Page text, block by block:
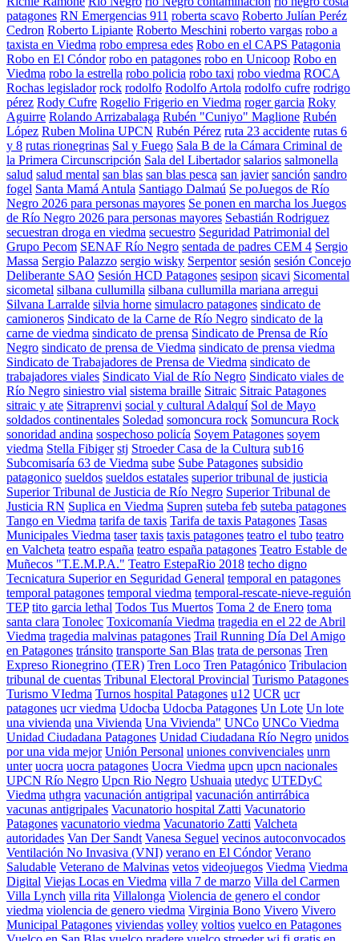
patagones RN Emergencias 911 roberta scavo Roberto Julían Peréz
Cedron Roberto Lipiante Roberto Meschini roberto vargas robo a
taxista en Viedma robo empresa edes Robo en el CAPS Patagonia
Robo en El Cóndor robo en patagones robo en Unicoop Robo en
Viedma robo la estrella robo policia robo taxi robo viedma ROCA
Rochas legislador rock rodolfo Rodolfo Artola rodolfo cufre rodrigo
pérez Rody Cufre Rogelio Frigerio en Viedma roger garcia Roky
Aguirre Rolando Arrizabalaga Rubén "Cuniyo" Maglione Rubén
López Ruben Molina UPCN Rubén Pérez ruta 23 accidente rutas 6
y 8 rutas rionegrinas Sal y Fuego Sala B de la Cámara Criminal de
la Primera Circunscripción Sala del Libertador salarios salmonella
salud salud mental san blas san blas pesca san javier sanción sandro
fogel Santa Mamá Antula Santiago Dalmaú Se poJuegos de Río
Negro 2026 para personas mayores Se ponen en marcha los Juegos
de Río Negro 2026 para personas mayores Sebastián Rodriguez
secuestran droga en viedma secuestro Seguridad Patrimonial del
Grupo Pecom SENAF Río Negro sentada de padres CEM 4 Sergio
Massa Sergio Palazzo sergio wisky Serpentor sesión sesión Concejo
Deliberante SAO Sesión HCD Patagones sesipon sicavi Sicomental
sicometal silbana cullumilla silbana cullumilla mariana arregui
Silvana Larralde silvia horne simulacro patagones sindicato de
camioneros Sindicato de la Carne de Río Negro sindicato de la
carne de viedma sindicato de prensa Sindicato de Prensa de Río
Negro sindicato de prensa de Viedma sindicato de prensa viedma
Sindicato de Trabajadores de Prensa de Viedma sindicato de
trabajadores viales Sindicato Vial de Río Negro Sindicato viales de
Río Negro siniestro vial sistema braille Sitraic Sitraic Patagones
sitraic y ate Sitraprenvi social y cultural Adalquí Sol de Mayo
soldados continentales Soledad somoncura rock Somuncura Rock
sonoridad andina sospechoso policía Soyem Patagones soyem
viedma Stella Fibiger stj Stroeder Casa de la Cultura sub16
Subcomisaría 63 de Viedma sube Sube Patagones subsidio
patagonico sueldos sueldos estatales superior tribunal de justicia
Superior Tribunal de Justicia de Río Negro Superior Tribunal de
Justicia RN Suplica en Viedma Supren suteba feb suteba patagones
Tango en Viedma tarifa de taxis Tarifa de taxis Patagones Tasas
Municipales Viedma taser taxis taxis patagones teatro el tubo teatro
en Valcheta teatro españa teatro españa patagones Teatro Estable de
Muñecos "T.E.M.P.A." Teatro EstepaRio 2018 techo digno
Tecnicatura Superior en Seguridad General temporal en patagones
temporal patagones temporal viedma temporal-rescate-nieve-reguión
TEP tito garcia lethal Todos Tus Muertos Toma 2 de Enero toma
santa clara Tonolec Toxicomanía Viedma tragedia en el 22 de Abril
Viedma tragedia malvinas patagones Trail Running Día Del Amigo
en Patagones tránsito transporte San Blas trata de personas Tren
Expreso Rionegrino (TER) Tren Loco Tren Patagónico Tribulacion
tribunal de cuentas Tribunal Electoral Provincial Turismo Patagones
Turismo VIedma Turnos hospital Patagones u12 UCR ucr
patagones ucr viedma Udocba Udocba Patagones Un Lote Un lote
una vivienda una Vivienda Una Vivienda" UNCo UNCo Viedma
Unidad Ciudadana Patagones Unidad Ciudadana Río Negro unidos
por una vida mejor Unión Personal uniones convivenciales unrn
unter uocra uocra patagones Uocra Viedma upcn upcn nacionales
UPCN Río Negro Upcn Rio Negro Ushuaia utedyc UTEDyC
Viedma uthgra vacunación antigripal vacunación antirrábica
vacunas antigripales Vacunatorio hospital Zatti Vacunatorio
Patagones vacunatorio viedma Vacunatorio Zatti Valcheta
autoridades Van Der Sandt Vanesa Seguel vecinos autoconvocados
Ventilación No Invasiva (VNI) verano en El Cóndor Verano
Saludable Veterano de Malvinas vetos videojuegos Viedma Viedma
Digital Viejas Locas en Viedma villa 7 de marzo Villa del Carmen
Villa Lynch villa rita Villalonga Violencia de genero el condor
viedma violencia de genero viedma Virginia Bono Vivero Vivero
Municipal Patagones viviendas volley voltios vuelco en Patagones